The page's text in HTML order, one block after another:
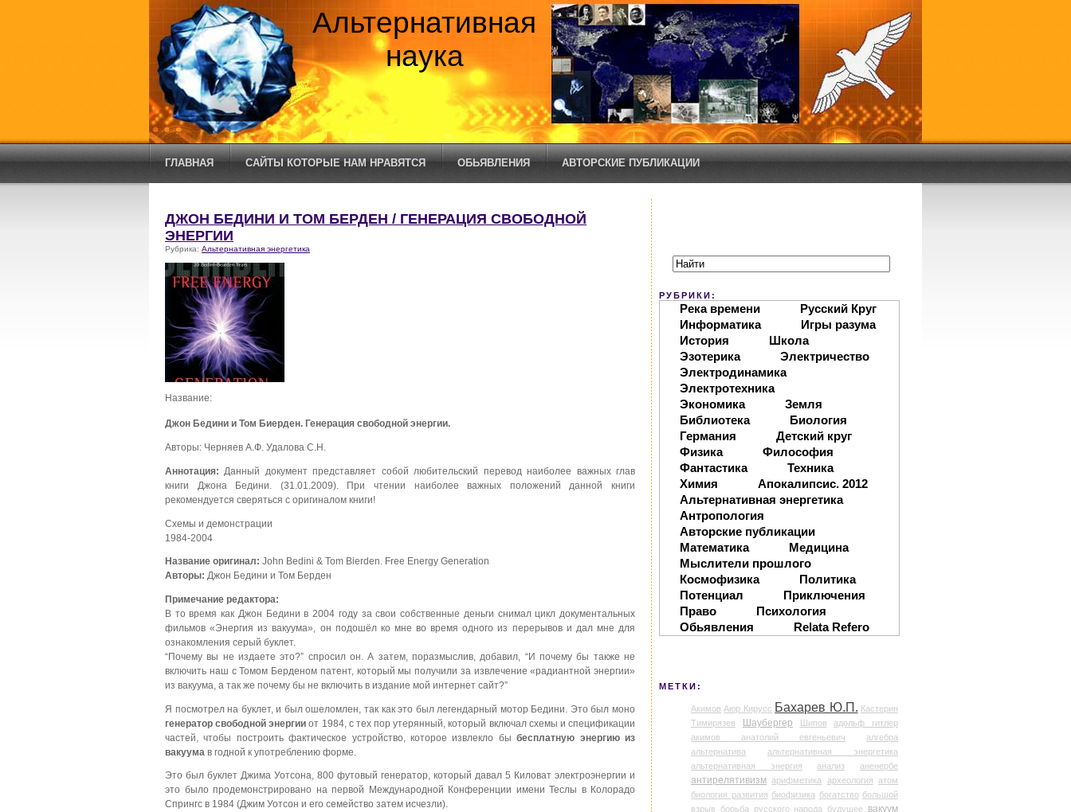
Альтернативная
наука
ГЛАВНАЯ САЙТЫ КОТОРЫЕ НАМ НРАВЯТСЯ ОБЬЯВЛЕНИЯ АВТОРСКИЕ ПУБЛИКАЦИИ
ДЖОН БЕДИНИ И ТОМ БЕРДЕН / ГЕНЕРАЦИЯ СВОБОДНОЙ
ЭНЕРГИИ
Рубрика: Альтернативная энергетика
Название:
Джон Бедини и Том Биерден. Генерация свободной энергии.
Авторы: Черняев А.Ф. Удалова С.Н.
Аннотация: Данный документ представляет собой любительский перевод наиболее важных глав
книги Джона Бедини. (31.01.2009). При чтении наиболее важных положений данной книги
рекомендуется сверяться с оригиналом книги!
Схемы и демонстрации
1984-2004
Название оригинал: John Bedini & Tom Bierden. Free Energy Generation
Авторы: Джон Бедини и Том Берден
Примечание редактора:
В то время как Джон Бедини в 2004 году за свои собственные деньги снимал цикл документальных
фильмов «Энергия из вакуума», он подошёл ко мне во время одного из перерывов и дал мне для
ознакомления серый буклет.
“Почему вы не издаете это?” спросил он. А затем, поразмыслив, добавил, “И почему бы также не
включить наш с Томом Берденом патент, который мы получили за извлечение «радиантной энергии»
из вакуума, а так же почему бы не включить в издание мой интернет сайт?”
Я посмотрел на буклет, и был ошеломлен, так как это был легендарный мотор Бедини. Это был моно
генератор свободной энергии от 1984, с тех пор утерянный, который включал схемы и спецификации
частей, чтобы построить фактическое устройство, которое извлекло быбесплатную энергию из
вакуума в годной к употреблению форме.
Это был буклет Джима Уотсона, 800 футовый генератор, который давал 5 Киловат электроэнергии и
это было продемонстрировано на первой Международной Конференции имени Теслы в Колорадо
Спрингс в 1984 (Джим Уотсон и его семейство затем исчезли).
РУБРИКИ:
Река времени
Русский Круг
Информатика
Игры разума
История
Школа
Эзотерика
Электричество
Электродинамика
Электротехника
Экономика
Земля
Библиотека
Биология
Германия
Детский круг
Физика
Философия
Фантастика
Техника
Химия
Апокалипсис. 2012
Альтернативная энергетика
Антропология
Авторские публикации
Математика
Медицина
Мыслители прошлого
Космофизика
Политика
Потенциал
Приключения
Право
Психология
Обьявления
Relata Refero
МЕТКИ:
Акимов Аюр Кирусс Бахарев Ю.П. Кастерин
Тимирязев
Шаубергер Шипов
адольф гитлер
акимов анатолий евгеньевич
алгебра
альтернатива
альтернативная энергетика
альтернативная энергия
анализ аненербе
антирелятивизм арифметика археология атом
биология развития биофизика богатство большой
взрыв
борьба русского народа будущее вакуум